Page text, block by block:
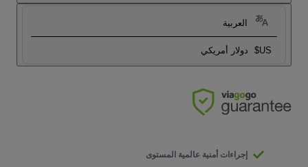
العربية
US$ دولار أمريكي
إجراءات أمنية عالمية المستوى